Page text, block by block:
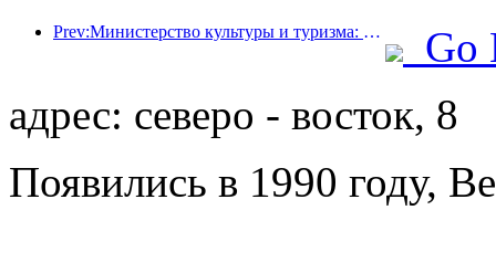
Prev:Министерство культуры и туризма: запуск 22 тематических мероприятий в рамках 7 основных направлений.
Go
адрес: северо - восток, 8
Появились в 1990 году,